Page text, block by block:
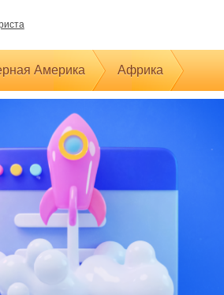
Америка Африка